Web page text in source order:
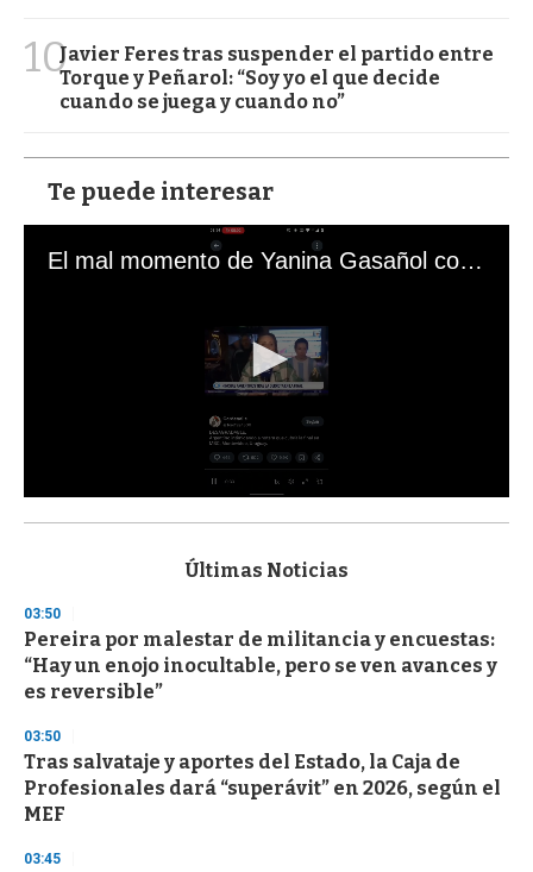
10Javier Feres tras suspender el partido entre
Torque y Peñarol: “Soy yo el que decide
cuando se juega y cuando no”
Te puede interesar
El mal momento de Yanina Gasañol con un hincha argentino en "Subrayado"
s
d
s
o
3
s
e
c
o
n
Últimas Noticias
03:50
Pereira por malestar de militancia y encuestas:
“Hay un enojo inocultable, pero se ven avances y
es reversible”
03:50
Tras salvataje y aportes del Estado, la Caja de
Profesionales dará “superávit” en 2026, según el
MEF
03:45